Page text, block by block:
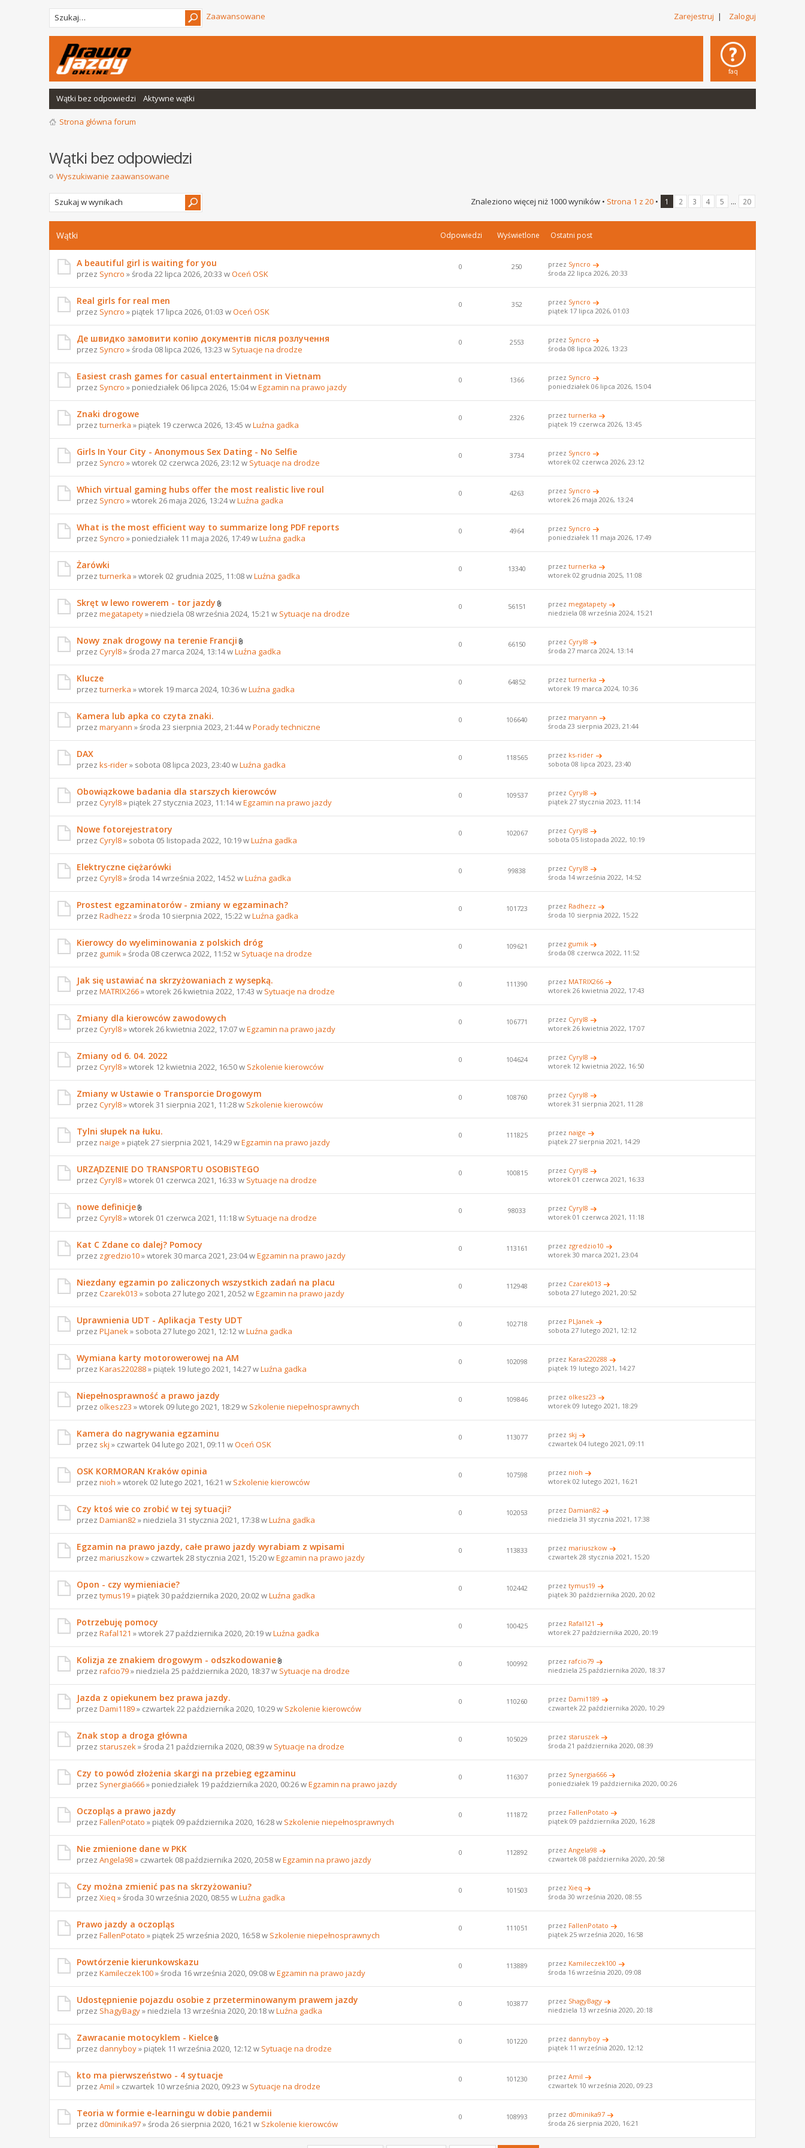
Zarejestruj | Zaloguj
Zaawansowane
faq
Wątki bez odpowiedzi Aktywne wątki
Strona główna forum
Wątki bez odpowiedzi
Wyszukiwanie zaawansowane
Znaleziono więcej niż 1000 wyników • Strona 1 z 20 • 1 2 3 4 5 ... 20
Wątki Odpowiedzi Wyświetlone Ostatni post
A beautiful girl is waiting for you
przez Syncro » środa 22 lipca 2026, 20:33 wOceń OSK
0 250 przez Syncro
środa 22 lipca 2026, 20:33
Real girls for real men
przez Syncro » piątek 17 lipca 2026, 01:03 wOceń OSK
0 352 przez Syncro
piątek 17 lipca 2026, 01:03
Де швидко замовити копію документів після розлучення
przez Syncro » środa 08 lipca 2026, 13:23 w Sytuacje na drodze
0 2553 przez Syncro
środa 08 lipca 2026, 13:23
Easiest crash games for casual entertainment in Vietnam
przez Syncro » poniedziałek 06 lipca 2026, 15:04 wEgzamin na prawo jazdy
0 1366 przez Syncro
poniedziałek 06 lipca 2026, 15:04
Znaki drogowe
przez turnerka » piątek 19 czerwca 2026, 13:45 wLuźna gadka
0 2326 przezturnerka
piątek 19 czerwca 2026, 13:45
Girls In Your City - Anonymous Sex Dating - No Selfie
przez Syncro » wtorek 02 czerwca 2026, 23:12 w Sytuacje na drodze
0 3734 przez Syncro
wtorek 02 czerwca 2026, 23:12
Which virtual gaming hubs offer the most realistic live roul
przez Syncro » wtorek 26 maja 2026, 13:24 wLuźna gadka
0 4263 przez Syncro
wtorek 26 maja 2026, 13:24
What is the most efficient way to summarize long PDF reports
przez Syncro » poniedziałek 11 maja 2026, 17:49 wLuźna gadka
0 4964 przez Syncro
poniedziałek 11 maja 2026, 17:49
Żarówki
przez turnerka » wtorek 02 grudnia 2025, 11:08 wLuźna gadka
0 13340 przezturnerka
wtorek 02 grudnia 2025, 11:08
Skręt w lewo rowerem - tor jazdy
przez megatapety» niedziela 08 września 2024, 15:21 w Sytuacje na drodze
0 56151 przez megatapety
niedziela 08 września 2024, 15:21
Nowy znak drogowy na terenie Francji
przez Cyryl8» środa 27 marca 2024, 13:14 wLuźna gadka
0 66150 przez Cyryl8
środa 27 marca 2024, 13:14
Klucze
przez turnerka » wtorek 19 marca 2024, 10:36 wLuźna gadka
0 64852 przezturnerka
wtorek 19 marca 2024, 10:36
Kamera lub apka co czyta znaki.
przez maryann » środa 23 sierpnia 2023, 21:44 wPorady techniczne
0 106640 przez maryann
środa 23 sierpnia 2023, 21:44
DAX
przez ks-rider» sobota 08 lipca 2023, 23:40 wLuźna gadka
0 118565 przez ks-rider
sobota 08 lipca 2023, 23:40
Obowiązkowe badania dla starszych kierowców
przez Cyryl8» piątek 27 stycznia 2023, 11:14 wEgzamin na prawo jazdy
0 109537 przez Cyryl8
piątek 27 stycznia 2023, 11:14
Nowe fotorejestratory
przez Cyryl8» sobota 05 listopada 2022, 10:19 wLuźna gadka
0 102067 przez Cyryl8
sobota 05 listopada 2022, 10:19
Elektryczne ciężarówki
przez Cyryl8» środa 14 września 2022, 14:52 wLuźna gadka
0 99838 przez Cyryl8
środa 14 września 2022, 14:52
Prostest egzaminatorów - zmiany w egzaminach?
przez Radhezz » środa 10 sierpnia 2022, 15:22 wLuźna gadka
0 101723 przez Radhezz
środa 10 sierpnia 2022, 15:22
Kierowcy do wyeliminowania z polskich dróg
przez gumik » środa 08 czerwca 2022, 11:52 w Sytuacje na drodze
0 109621 przezgumik
środa 08 czerwca 2022, 11:52
Jak się ustawiać na skrzyżowaniach z wysepką.
przez MATRIX266» wtorek 26 kwietnia 2022, 17:43 w Sytuacje na drodze
0 111390 przez MATRIX266
wtorek 26 kwietnia 2022, 17:43
Zmiany dla kierowców zawodowych
przez Cyryl8» wtorek 26 kwietnia 2022, 17:07 wEgzamin na prawo jazdy
0 106771 przez Cyryl8
wtorek 26 kwietnia 2022, 17:07
Zmiany od 6. 04. 2022
przez Cyryl8» wtorek 12 kwietnia 2022, 16:50 w Szkolenie kierowców
0 104624 przez Cyryl8
wtorek 12 kwietnia 2022, 16:50
Zmiany w Ustawie o Transporcie Drogowym
przez Cyryl8» wtorek 31 sierpnia 2021, 11:28 w Szkolenie kierowców
0 108760 przez Cyryl8
wtorek 31 sierpnia 2021, 11:28
Tylni słupek na łuku.
przez naige » piątek 27 sierpnia 2021, 14:29 wEgzamin na prawo jazdy
0 111825 przez naige
piątek 27 sierpnia 2021, 14:29
URZĄDZENIE DO TRANSPORTU OSOBISTEGO
przez Cyryl8» wtorek 01 czerwca 2021, 16:33 w Sytuacje na drodze
0 100815 przez Cyryl8
wtorek 01 czerwca 2021, 16:33
nowe definicje
przez Cyryl8» wtorek 01 czerwca 2021, 11:18 w Sytuacje na drodze
0 98033 przez Cyryl8
wtorek 01 czerwca 2021, 11:18
Kat C Zdane co dalej? Pomocy
przez zgredzio10» wtorek 30 marca 2021, 23:04 wEgzamin na prawo jazdy
0 113161 przez zgredzio10
wtorek 30 marca 2021, 23:04
Niezdany egzamin po zaliczonych wszystkich zadań na placu
przez Czarek013 » sobota 27 lutego 2021, 20:52 wEgzamin na prawo jazdy
0 112948 przez Czarek013
sobota 27 lutego 2021, 20:52
Uprawnienia UDT - Aplikacja Testy UDT
przez PLJanek » sobota 27 lutego 2021, 12:12 wLuźna gadka
0 102718 przez PLJanek
sobota 27 lutego 2021, 12:12
Wymiana karty motorowerowej na AM
przez Karas220288» piątek 19 lutego 2021, 14:27 wLuźna gadka
0 102098 przez Karas220288
piątek 19 lutego 2021, 14:27
Niepełnosprawność a prawo jazdy
przez olkesz23 » wtorek 09 lutego 2021, 18:29 w Szkolenie niepełnosprawnych
0 109846 przez olkesz23
wtorek 09 lutego 2021, 18:29
Kamera do nagrywania egzaminu
przez skj » czwartek 04 lutego 2021, 09:11 wOceń OSK
0 113077 przez skj
czwartek 04 lutego 2021, 09:11
OSK KORMORAN Kraków opinia
przez nioh » wtorek 02 lutego 2021, 16:21 w Szkolenie kierowców
0 107598 przez nioh
wtorek 02 lutego 2021, 16:21
Czy ktoś wie co zrobić w tej sytuacji?
przez Damian82 » niedziela 31 stycznia 2021, 17:38 wLuźna gadka
0 102053 przez Damian82
niedziela 31 stycznia 2021, 17:38
Egzamin na prawo jazdy, całe prawo jazdy wyrabiam z wpisami
przez mariuszkow» czwartek 28 stycznia 2021, 15:20 wEgzamin na prawo jazdy
0 113833 przez mariuszkow
czwartek 28 stycznia 2021, 15:20
Opon - czy wymieniacie?
przez tymus19» piątek 30 października 2020, 20:02 wLuźna gadka
0 102442 przeztymus19
piątek 30 października 2020, 20:02
Potrzebuję pomocy
przez Rafal121 » wtorek 27 października 2020, 20:19 wLuźna gadka
0 100425 przez Rafal121
wtorek 27 października 2020, 20:19
Kolizja ze znakiem drogowym - odszkodowanie
przez rafcio79» niedziela 25 października 2020, 18:37 w Sytuacje na drodze
0 100992 przez rafcio79
niedziela 25 października 2020, 18:37
Jazda z opiekunem bez prawa jazdy.
przez Dami1189» czwartek 22 października 2020, 10:29 w Szkolenie kierowców
0 110260 przez Dami1189
czwartek 22 października 2020, 10:29
Znak stop a droga główna
przez staruszek » środa 21 października 2020, 08:39 w Sytuacje na drodze
0 105029 przez staruszek
środa 21 października 2020, 08:39
Czy to powód złożenia skargi na przebieg egzaminu
przez Synergia666» poniedziałek 19 października 2020, 00:26 wEgzamin na prawo jazdy
0 116307 przez Synergia666
poniedziałek 19 października 2020, 00:26
Oczopląs a prawo jazdy
przez FallenPotato » piątek 09 października 2020, 16:28 w Szkolenie niepełnosprawnych
0 111872 przez FallenPotato
piątek 09 października 2020, 16:28
Nie zmienione dane w PKK
przez Angela98» czwartek 08 października 2020, 20:58 wEgzamin na prawo jazdy
0 112892 przezAngela98
czwartek 08 października 2020, 20:58
Czy można zmienić pas na skrzyżowaniu?
przez Xieq » środa 30 września 2020, 08:55 wLuźna gadka
0 101503 przezXieq
środa 30 września 2020, 08:55
Prawo jazdy a oczopląs
przez FallenPotato » piątek 25 września 2020, 16:58 w Szkolenie niepełnosprawnych
0 111051 przez FallenPotato
piątek 25 września 2020, 16:58
Powtórzenie kierunkowskazu
przez Kamileczek100» środa 16 września 2020, 09:08 wEgzamin na prawo jazdy
0 113889 przez Kamileczek100
środa 16 września 2020, 09:08
Udostępnienie pojazdu osobie z przeterminowanym prawem jazdy
przez ShagyBagy» niedziela 13 września 2020, 20:18 wLuźna gadka
0 103877 przez ShagyBagy
niedziela 13 września 2020, 20:18
Zawracanie motocyklem - Kielce
przez dannyboy» piątek 11 września 2020, 12:12 w Sytuacje na drodze
0 101220 przez dannyboy
piątek 11 września 2020, 12:12
kto ma pierwszeństwo - 4 sytuacje
przez Amil » czwartek 10 września 2020, 09:23 w Sytuacje na drodze
0 101230 przezAmil
czwartek 10 września 2020, 09:23
Teoria w formie e-learningu w dobie pandemii
przez d0minika97» środa 26 sierpnia 2020, 16:21 w Szkolenie kierowców
0 108993 przez d0minika97
środa 26 sierpnia 2020, 16:21